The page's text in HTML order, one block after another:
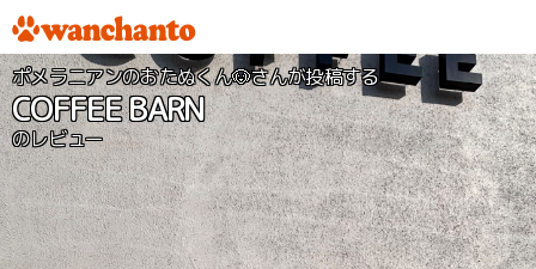
ポメラニアンのおたぬくん🐶さんが投稿する
COFFEE BARN
のレビュー